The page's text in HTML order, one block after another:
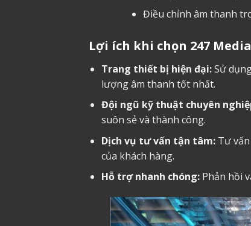
Điều chỉnh âm thanh
Lợi ích khi chọn 247
Trang thiết bị hiện đại:Sử
lượng âm thanh tốt nhất.
Đội ngũ kỹ thuật chuyên
suôn sẻ và thành công.
Dịch vụ tư vấn tận tâm:Tư vấn
của khách hàng.
Hỗ trợ nhanh chóng:Phản hồi